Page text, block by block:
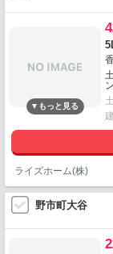
ライズホーム(株)
野市町大谷